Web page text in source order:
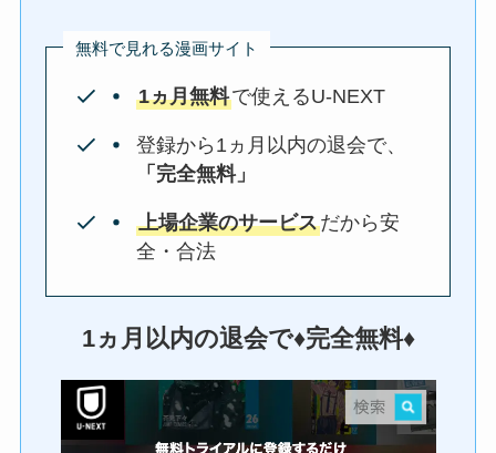
無料で見れる漫画サイト
1ヵ月無料で使えるU-NEXT
登録から1ヵ月以内の退会で、
「完全無料」
上場企業のサービスだから安
全・合法
1ヵ月以内の退会で♦︎完全無料♦︎